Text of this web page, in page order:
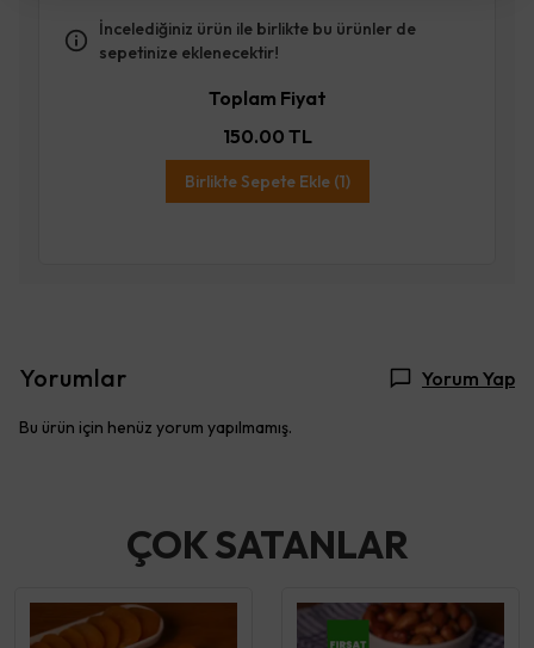
İncelediğiniz ürün ile birlikte bu ürünler de
sepetinize eklenecektir!
Toplam Fiyat
150.00 TL
Birlikte Sepete Ekle (1)
Yorumlar Yorum Yap
Bu ürün için henüz yorum yapılmamış.
ÇOK SATANLAR